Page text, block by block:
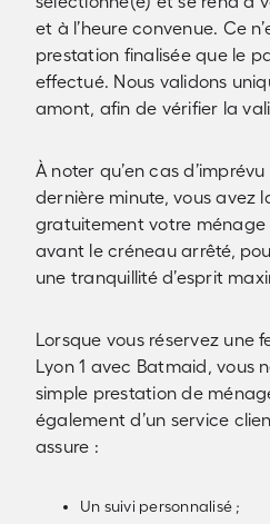
et à l’heure convenue. Ce
prestation finalisée que le
effectué. Nous validons
amont, afin de vérifier la
À noter qu’en cas
dernière minute, vous avez
gratuitement votre ménage
avant le créneau arrêté,
une tranquillité d’esprit
Lorsque vous réservez une
Lyon 1 avec Batmaid, vous
simple prestation de
également d’un service
assure :
Un suivi personnalisé ;